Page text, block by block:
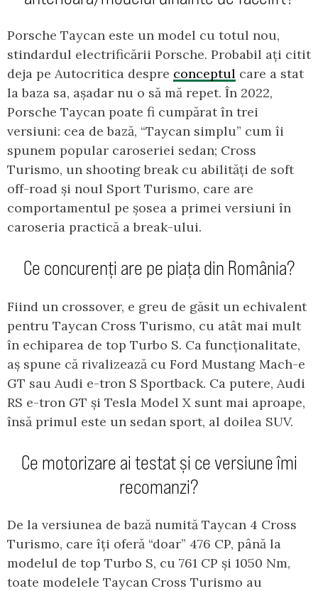
Porsche Taycan este un model cu totul nou,
stindardul electrificării Porsche. Probabil ați citit
deja pe Autocritica despre conceptul care a stat
la baza sa, așadar nu o să mă repet. În 2022,
Porsche Taycan poate fi cumpărat în trei
versiuni: cea de bază, “Taycan simplu” cum îi
spunem popular caroseriei sedan; Cross
Turismo, un shooting break cu abilități de soft
off-road și noul Sport Turismo, care are
comportamentul pe șosea a primei versiuni în
caroseria practică a break-ului.
Ce concurenți are pe piața din România?
Fiind un crossover, e greu de găsit un echivalent
pentru Taycan Cross Turismo, cu atât mai mult
în echiparea de top Turbo S. Ca funcționalitate,
aș spune că rivalizează cu Ford Mustang Mach-e
GT sau Audi e-tron S Sportback. Ca putere, Audi
RS e-tron GT și Tesla Model X sunt mai aproape,
însă primul este un sedan sport, al doilea SUV.
Ce motorizare ai testat și ce versiune îmi
recomanzi?
De la versiunea de bază numită Taycan 4 Cross
Turismo, care îți oferă “doar” 476 CP, până la
modelul de top Turbo S, cu 761 CP și 1050 Nm,
toate modelele Taycan Cross Turismo au